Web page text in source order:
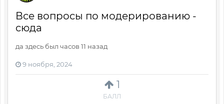
1
БАЛЛ
Все вопросы по модерированию -
сюда
да здесь был часов 11 назад
9 ноября, 2024